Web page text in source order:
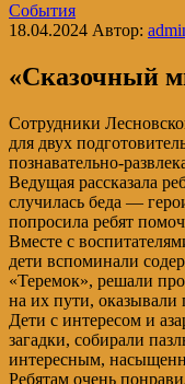
События
18.04.2024 Автор:
«Сказочный
Сотрудники
для двух
познавательно-
Ведущая рассказала
случилась беда —
попросила ребят
Вместе с
дети вспоминали
«Теремок», решали
на их пути,
Дети с интересом и
загадки, собирали
интересным,
Ребятам очень